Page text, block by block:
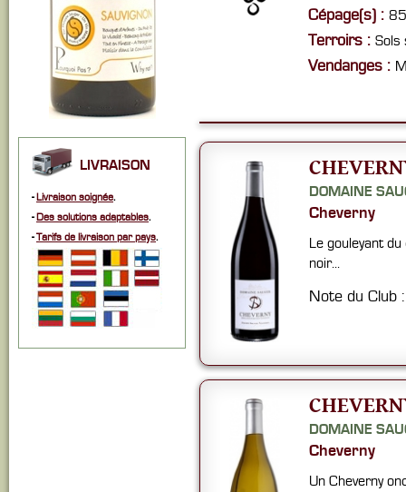
LIVRAISON
-Livraison soignée.
-Des solutions adaptables.
-Tarifs de livraison par pays.
Cépage(s) :
Terroirs : Sols
Vendanges :
DOMAINE
Cheverny
Le gouleyant
noir...
Note du Club
DOMAINE
Cheverny
Un Cheverny